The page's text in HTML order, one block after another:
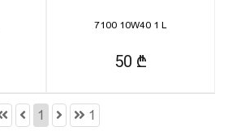
7100 10W40 1 L
50 ₾
1 1